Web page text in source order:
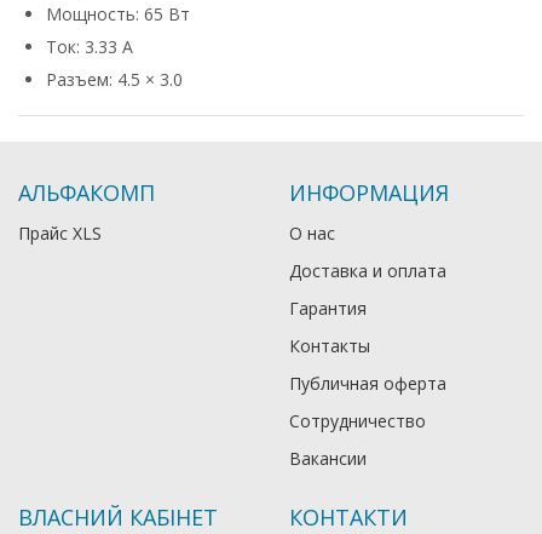
Мощность: 65 Вт
Ток: 3.33 А
Разъем: 4.5 × 3.0
АЛЬФАКОМП
Прайс XLS
ИНФОРМАЦИЯ
О нас
Доставка и оплата
Гарантия
Контакты
Публичная оферта
Сотрудничество
Вакансии
ВЛАСНИЙ КАБІНЕТ КОНТАКТИ